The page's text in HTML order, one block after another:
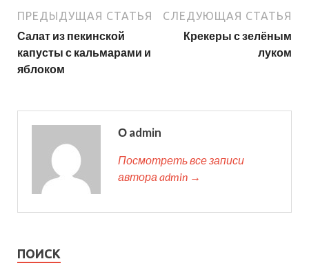
ПРЕДЫДУЩАЯ СТАТЬЯ
Салат из пекинской
капусты с кальмарами и
яблоком
СЛЕДУЮЩАЯ СТАТЬЯ
Крекеры с зелёным
луком
О admin
Посмотреть все записи
автора admin →
ПОИСК